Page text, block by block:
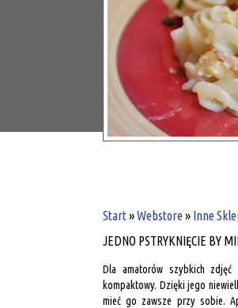
Start»Webstore» Inne
JEDNO PSTRYKNIĘCIE BY
Dla amatorów szybkich zdjęć
kompaktowy. Dzięki jego
mieć go zawsze przy sobie.